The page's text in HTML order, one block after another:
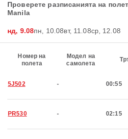
Проверете разписанията на
Manila
нд, 9.08пн, 10.08вт, 11.08ср, 12.08
Номер на
полета
Модел на
самолета
5J502 - 00:55
PR530 - 02:15